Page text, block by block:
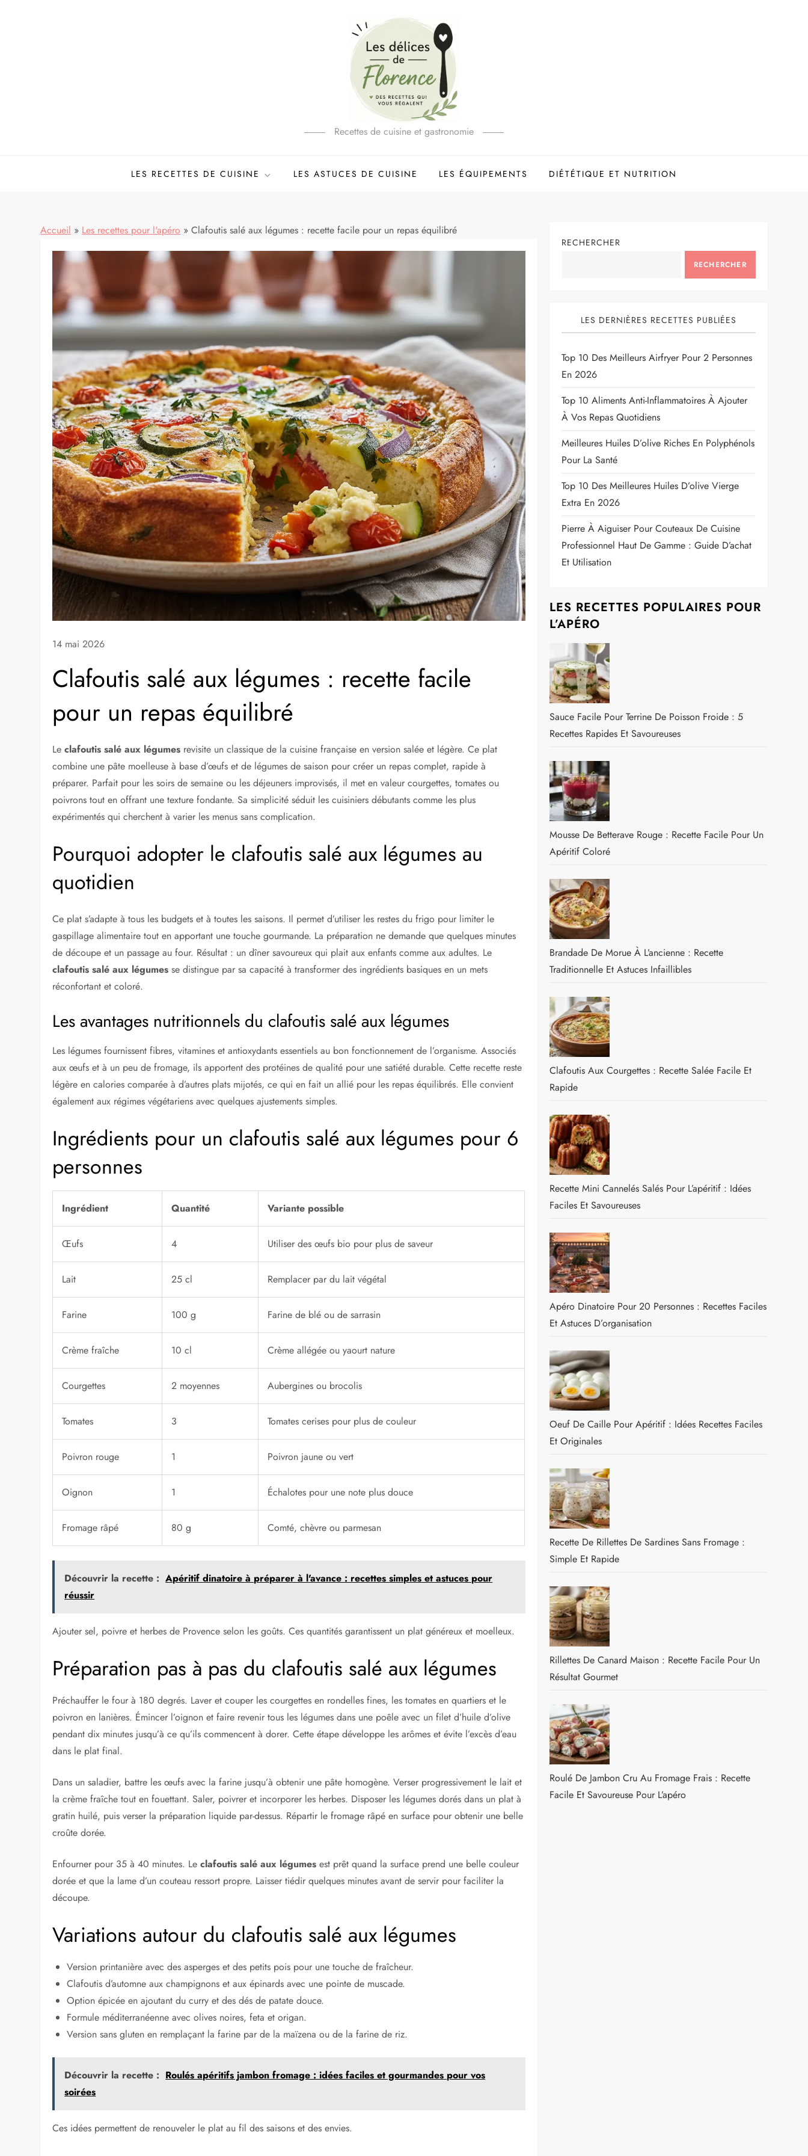
Recettes de cuisine et gastronomie
LES RECETTES DE CUISINE LES ASTUCES DE CUISINE LES ÉQUIPEMENTS DIÉTÉTIQUE ET NUTRITION
Accueil » Les recettes pour l'apéro » Clafoutis salé aux légumes : recette facile pour un repas équilibré
14 mai 2026
Clafoutis salé aux légumes : recette facile
pour un repas équilibré
Leclafoutis salé aux légumes revisite un classique de la cuisine française en version salée et légère. Ce plat
combine une pâte moelleuse à base d’œufs et de légumes de saison pour créer un repas complet, rapide à
préparer. Parfait pour les soirs de semaine ou les déjeuners improvisés, il met en valeur courgettes, tomates ou
poivrons tout en offrant une texture fondante. Sa simplicité séduit les cuisiniers débutants comme les plus
expérimentés qui cherchent à varier les menus sans complication.
Pourquoi adopter le clafoutis salé aux légumes au
quotidien
Ce plat s’adapte à tous les budgets et à toutes les saisons. Il permet d’utiliser les restes du frigo pour limiter le
gaspillage alimentaire tout en apportant une touche gourmande. La préparation ne demande que quelques minutes
de découpe et un passage au four. Résultat : un dîner savoureux qui plait aux enfants comme aux adultes. Le
clafoutis salé aux légumes se distingue par sa capacité à transformer des ingrédients basiques en un mets
réconfortant et coloré.
Les avantages nutritionnels du clafoutis salé aux légumes
Les légumes fournissent fibres, vitamines et antioxydants essentiels au bon fonctionnement de l’organisme. Associés
aux œufs et à un peu de fromage, ils apportent des protéines de qualité pour une satiété durable. Cette recette reste
légère en calories comparée à d’autres plats mijotés, ce qui en fait un allié pour les repas équilibrés. Elle convient
également aux régimes végétariens avec quelques ajustements simples.
Ingrédients pour un clafoutis salé aux légumes pour 6
personnes
Ingrédient Quantité Variante possible
Œufs 4 Utiliser des œufs bio pour plus de saveur
Lait 25 cl Remplacer par du lait végétal
Farine 100 g Farine de blé ou de sarrasin
Crème fraîche 10 cl Crème allégée ou yaourt nature
Courgettes 2 moyennes Aubergines ou brocolis
Tomates 3 Tomates cerises pour plus de couleur
Poivron rouge 1 Poivron jaune ou vert
Oignon 1 Échalotes pour une note plus douce
Fromage râpé 80 g Comté, chèvre ou parmesan
Découvrir la recette : Apéritif dinatoire à préparer à l'avance : recettes simples et astuces pour
réussir
Ajouter sel, poivre et herbes de Provence selon les goûts. Ces quantités garantissent un plat généreux et moelleux.
Préparation pas à pas du clafoutis salé aux légumes
Préchauffer le four à 180 degrés. Laver et couper les courgettes en rondelles fines, les tomates en quartiers et le
poivron en lanières. Émincer l’oignon et faire revenir tous les légumes dans une poêle avec un filet d’huile d’olive
pendant dix minutes jusqu’à ce qu’ils commencent à dorer. Cette étape développe les arômes et évite l’excès d’eau
dans le plat final.
Dans un saladier, battre les œufs avec la farine jusqu’à obtenir une pâte homogène. Verser progressivement le lait et
la crème fraîche tout en fouettant. Saler, poivrer et incorporer les herbes. Disposer les légumes dorés dans un plat à
gratin huilé, puis verser la préparation liquide par-dessus. Répartir le fromage râpé en surface pour obtenir une belle
croûte dorée.
Enfourner pour 35 à 40 minutes. Leclafoutis salé aux légumes est prêt quand la surface prend une belle couleur
dorée et que la lame d’un couteau ressort propre. Laisser tiédir quelques minutes avant de servir pour faciliter la
découpe.
Variations autour du clafoutis salé aux légumes
Version printanière avec des asperges et des petits pois pour une touche de fraîcheur.
Clafoutis d’automne aux champignons et aux épinards avec une pointe de muscade.
Option épicée en ajoutant du curry et des dés de patate douce.
Formule méditerranéenne avec olives noires, feta et origan.
Version sans gluten en remplaçant la farine par de la maïzena ou de la farine de riz.
Découvrir la recette : Roulés apéritifs jambon fromage : idées faciles et gourmandes pour vos
soirées
Ces idées permettent de renouveler le plat au fil des saisons et des envies.
RECHERCHER
RECHERCHER
LES DERNIÈRES RECETTES PUBLIÉES
Top 10 Des Meilleurs Airfryer Pour 2 Personnes
En 2026
Top 10 Aliments Anti-Inflammatoires À Ajouter
À Vos Repas Quotidiens
Meilleures Huiles D’olive Riches En Polyphénols
Pour La Santé
Top 10 Des Meilleures Huiles D’olive Vierge
Extra En 2026
Pierre À Aiguiser Pour Couteaux De Cuisine
Professionnel Haut De Gamme : Guide D’achat
Et Utilisation
LES RECETTES POPULAIRES POUR
L’APÉRO
Sauce Facile Pour Terrine De Poisson Froide : 5
Recettes Rapides Et Savoureuses
Mousse De Betterave Rouge : Recette Facile Pour Un
Apéritif Coloré
Brandade De Morue À L’ancienne : Recette
Traditionnelle Et Astuces Infaillibles
Clafoutis Aux Courgettes : Recette Salée Facile Et
Rapide
Recette Mini Cannelés Salés Pour L’apéritif : Idées
Faciles Et Savoureuses
Apéro Dinatoire Pour 20 Personnes : Recettes Faciles
Et Astuces D’organisation
Oeuf De Caille Pour Apéritif : Idées Recettes Faciles
Et Originales
Recette De Rillettes De Sardines Sans Fromage :
Simple Et Rapide
Rillettes De Canard Maison : Recette Facile Pour Un
Résultat Gourmet
Roulé De Jambon Cru Au Fromage Frais : Recette
Facile Et Savoureuse Pour L’apéro